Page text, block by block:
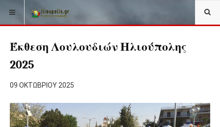
Έκθεση Λουλουδιών Ηλιούπολης
2025
09 ΟΚΤΩΒΡΊΟΥ 2025